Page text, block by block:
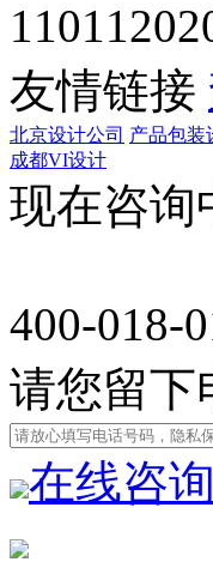
友情链接
北京设计公司 产品包装
成都VI设计
现在咨询
400-018-
请您留下
在线咨询